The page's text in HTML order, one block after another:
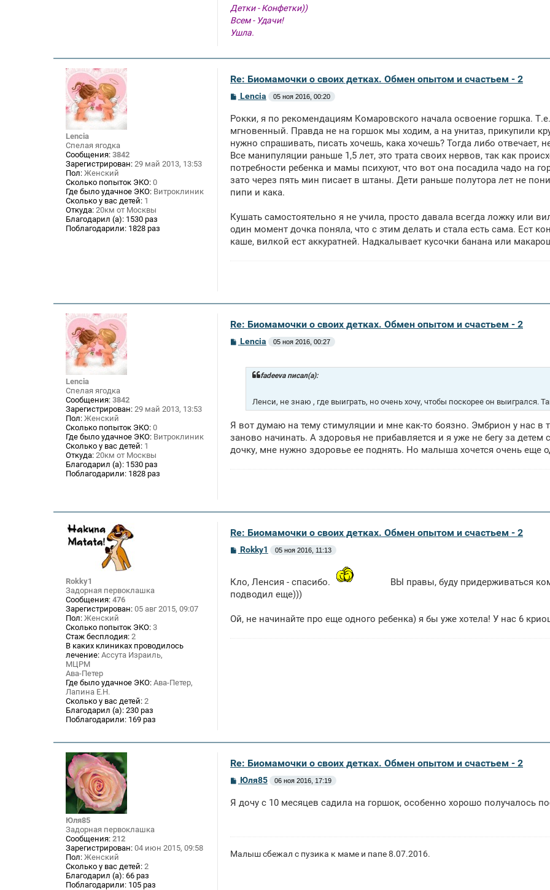
Детки - Конфетки))
Всем - Удачи!
Ушла.
Lencia
Спелая ягодка
Сообщения: 3842
Зарегистрирован: 29 май 2013, 13:53
Пол: Женский
Сколько попыток ЭКО: 0
Где было удачное ЭКО: Витроклиник
Сколько у вас детей: 1
Откуда: 20км от Москвы
Благодарил (а): 1530 раз
Поблагодарили: 1828 раз
Re: Биомамочки о своих детках. Обмен опытом и счастьем - 2
С
б
щ
н
и
Lencia 05 ноя 2016, 00:20
Рокки, я по рекомендациям Комаровского начала освоение горшка.
мгновенный. Правда не на горшок мы ходим, а на унитаз, прикупили
нужно спрашивать, писать хочешь, кака хочешь? Тогда либо отвечает,
Все манипуляции раньше 1,5 лет, это трата своих нервов, так как
потребности ребенка и мамы психуют, что вот она посадила чадо на
зато через пять мин писает в штаны. Дети раньше полутора лет не
пипи и кака.
Кушать самостоятельно я не учила, просто давала всегда ложку или
один момент дочка поняла, что с этим делать и стала есть сама. Ест
каше, вилкой ест аккуратней. Надкалывает кусочки банана или
Lencia
Спелая ягодка
Сообщения: 3842
Зарегистрирован: 29 май 2013, 13:53
Пол: Женский
Сколько попыток ЭКО: 0
Где было удачное ЭКО: Витроклиник
Сколько у вас детей: 1
Откуда: 20км от Москвы
Благодарил (а): 1530 раз
Поблагодарили: 1828 раз
Re: Биомамочки о своих детках. Обмен опытом и счастьем - 2
СLencia 05 ноя 2016, 00:27
fadeeva писал(а):
Ленси, не знаю , где выиграть, но очень хочу, чтобы поскорее он выигрался.
Я вот думаю на тему стимуляции и мне как-то боязно. Эмбрион у нас в
заново начинать. А здоровья не прибавляется и я уже не бегу за
дочку, мне нужно здоровье ее поднять. Но малыша хочется очень еще
Rokky1
Задорная первоклашка
Сообщения: 476
Зарегистрирован: 05 авг 2015, 09:07
Пол: Женский
Сколько попыток ЭКО: 3
Стаж бесплодия: 2
В каких клиниках проводилось
лечение: Ассута Израиль,
МЦРМ
Ава-Петер
Где было удачное ЭКО: Ава-Петер,
Лапина Е.Н.
Сколько у вас детей: 2
Благодарил (а): 230 раз
Поблагодарили: 169 раз
Re: Биомамочки о своих детках. Обмен опытом и счастьем - 2
С
щ
е
н
е
Rokky1 05 ноя 2016, 11:13
Кло, Ленсия - спасибо.
ВЫ правы, буду придерживаться
подводил еще)))
Ой, не начинайте про еще одного ребенка) я бы уже хотела! У нас 6
Юля85
Задорная первоклашка
Сообщения: 212
Зарегистрирован: 04 июн 2015, 09:58
Пол: Женский
Сколько у вас детей: 2
Благодарил (а): 66 раз
Поблагодарили: 105 раз
Re: Биомамочки о своих детках. Обмен опытом и счастьем - 2
С
б
Юля85 06 ноя 2016, 17:19
Я дочу с 10 месяцев садила на горшок, особенно хорошо получалось
Малыш сбежал с пузика к маме и папе 8.07.2016.